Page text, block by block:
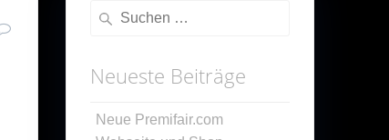
Suche
Neueste Beiträge
Neue Premifair.com